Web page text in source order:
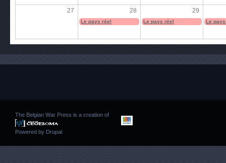
27 28 29
Le pays réel Le pays réel Le
The Belgian War Press is a creation of
Powered by Drupal